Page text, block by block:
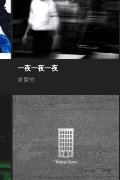
一夜一夜一夜
盧廣仲